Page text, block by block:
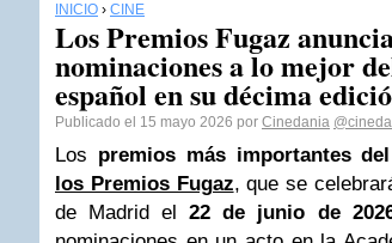
INICIO › CINE
Los Premios Fugaz
nominaciones a lo mejor
español en su décima
Publicado el 15 mayo 2026 por Cinedania
Los premios más importantes
los Premios Fugaz, que se
de Madrid el22 de junio de